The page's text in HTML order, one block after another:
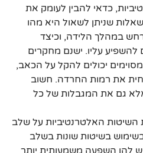
כדאי להבין לעומק את
שניתן לשאול היא מהו
במהלך הלידה, וכיצד
להשפיע עליו. ישנם מחקרים
יכולים להקל על הכאב,
את רמות החרדה. חשוב
גם את המגבלות של כל
השיטות האלטרנטיביות על שלב
בשיטות שונות בשלב
להן השפעה משמעותית יותר